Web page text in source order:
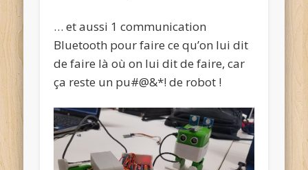
… et aussi 1 communication
Bluetooth pour faire ce qu’on lui dit
de faire là où on lui dit de faire, car
ça reste un pu#@&*! de robot !